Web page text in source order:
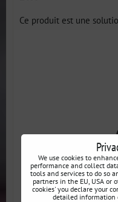
Ce produit est une
We use cookies to
performance and collect
tools and services to do so
partners in the EU, USA or
cookies' you declare your
detailed information